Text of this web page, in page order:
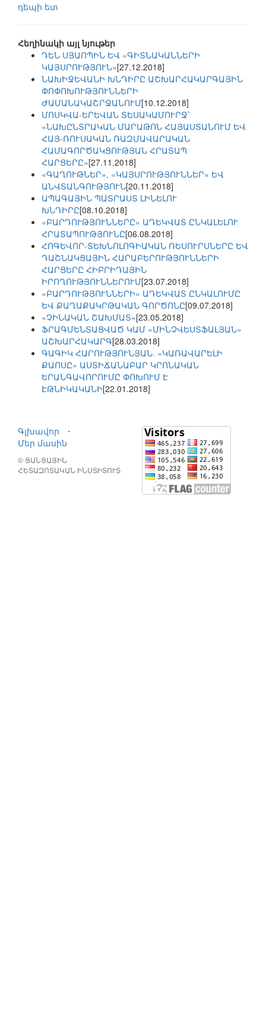
դեպի ետ
Հեղինակի այլ նյութեր
ԴԵՆ ՍՅԱՈՊԻՆ ԵՎ «ԳԻՏՆԱԿԱՆՆԵՐԻ
ԿԱՅՍՐՈՒԹՅՈՒՆ»[27.12.2018]
ՆԱԽԻՋԵՎԱՆԻ ԽՆԴԻՐԸ ԱՇԽԱՐՀԱԿԱՐԳԱՅԻՆ
ՓՈՓՈԽՈՒԹՅՈՒՆՆԵՐԻ
ԺԱՄԱՆԱԿԱՇՐՋԱՆՈՒՄ[10.12.2018]
ՄՈՍԿՎԱ-ԵՐԵՎԱՆ ՏԵՍԱԿԱՄՈՒՐՋ՝
«ՆԱԽԸՆՏՐԱԿԱՆ ՄԱՐԱԹՈՆ ՀԱՅԱՍՏԱՆՈՒՄ ԵՎ
ՀԱՅ-ՌՈՒՍԱԿԱՆ ՌԱԶՄԱՎԱՐԱԿԱՆ
ՀԱՄԱԳՈՐԾԱԿՑՈՒԹՅԱՆ ՀՐԱՏԱՊ
ՀԱՐՑԵՐԸ»[27.11.2018]
«ԳԱՂՈՒԹՆԵՐ», «ԿԱՅՍՐՈՒԹՅՈՒՆՆԵՐ» ԵՎ
ԱՆՎՏԱՆԳՈՒԹՅՈՒՆ[20.11.2018]
ԱՊԱԳԱՅԻՆ ՊԱՏՐԱՍՏ ԼԻՆԵԼՈՒ
ԽՆԴԻՐԸ[08.10.2018]
«ԲԱՐԴՈՒԹՅՈՒՆՆԵՐԸ» ԱԴԵԿՎԱՏ ԸՆԿԱԼԵԼՈՒ
ՀՐԱՏԱՊՈՒԹՅՈՒՆԸ[06.08.2018]
ՀՈԳԵՎՈՐ-ՏԵԽՆՈԼՈԳԻԱԿԱՆ ՌԵՍՈՒՐՍՆԵՐԸ ԵՎ
ԴԱՇՆԱԿՑԱՅԻՆ ՀԱՐԱԲԵՐՈՒԹՅՈՒՆՆԵՐԻ
ՀԱՐՑԵՐԸ ՀԻԲՐԻԴԱՅԻՆ
ԻՐՈՂՈՒԹՅՈՒՆՆԵՐՈՒՄ[23.07.2018]
«ԲԱՐԴՈՒԹՅՈՒՆՆԵՐԻ» ԱԴԵԿՎԱՏ ԸՆԿԱԼՈՒՄԸ
ԵՎ ՔԱՂԱՔԱԿՐԹԱԿԱՆ ԳՈՐԾՈՆԸ[09.07.2018]
«ՉԻՆԱԿԱՆ ՇԱԽՄԱՏ»[23.05.2018]
ՖՐԱԳՄԵՆՏԱՑՎԱԾ ԿԱՄ «ՄԻՆՉՎԵՍՏՖԱԼՅԱՆ»
ԱՇԽԱՐՀԱԿԱՐԳ[28.03.2018]
ԳԱԳԻԿ ՀԱՐՈՒԹՅՈՒՆՅԱՆ. «ԿԱՌԱՎԱՐԵԼԻ
ՔԱՈՍԸ» ԱՍՏԻՃԱՆԱԲԱՐ ԿՐՈՆԱԿԱՆ
ԵՐԱՆԳԱՎՈՐՈՒՄԸ ՓՈԽՈՒՄ Է
ԷԹՆԻԿԱԿԱՆԻ[22.01.2018]
Գլխավոր
⋅
Մեր մասին
© ՑԱՆՑԱՅԻՆ
ՀԵՏԱԶՈՏԱԿԱՆ ԻՆՍՏԻՏՈՒՏ